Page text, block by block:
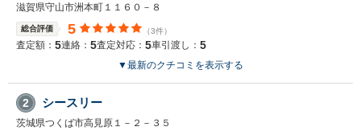
滋賀県守山市洲本町１１６０－８
総合評価 5 （3件）
査定額： 5連絡： 5査定対応： 5車引渡し： 5
▼最新のクチコミを表示する
2 シースリー
茨城県つくば市高見原１－２－３５